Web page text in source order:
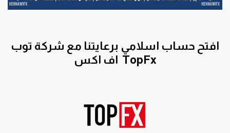
افتح حساب اسلامي برعايتنا مع شركة توب
اف اكس TopFx